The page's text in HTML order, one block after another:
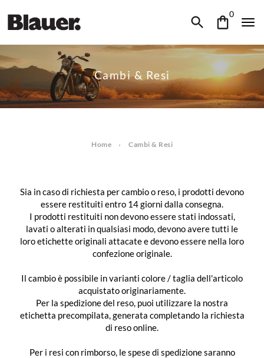
0
Cambi & Resi
Home Cambi & Resi
Sia in caso di richiesta per cambio o reso, i prodotti devono
essere restituiti entro 14 giorni dalla consegna.
I prodotti restituiti non devono essere stati indossati,
lavati o alterati in qualsiasi modo, devono avere tutti le
loro etichette originali attacate e devono essere nella loro
confezione originale.
Il cambio è possibile in varianti colore / taglia dell'articolo
acquistato originariamente.
Per la spedizione del reso, puoi utilizzare la nostra
etichetta precompilata, generata completando la richiesta
di reso online.
Per i resi con rimborso, le spese di spedizione saranno